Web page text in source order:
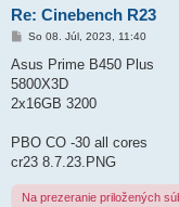
Re: Cinebench R23
P
í
p
e
k
So 08. Júl, 2023, 11:40
Asus Prime B450 Plus
5800X3D
2x16GB 3200
PBO CO -30 all cores
cr23 8.7.23.PNG
Na prezeranie priložených